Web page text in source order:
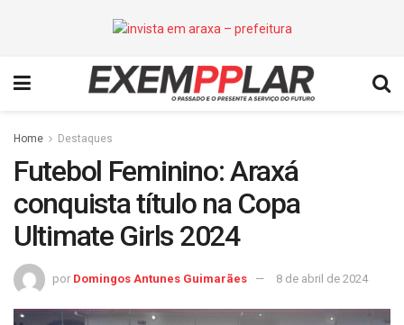
Home Destaques
Futebol Feminino: Araxá
conquista título na Copa
Ultimate Girls 2024
por Domingos Antunes Guimarães 8 de abril de 2024